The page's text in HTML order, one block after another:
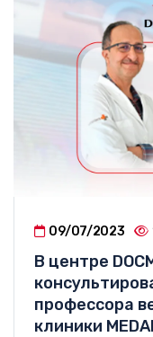
09/07/2023
В центре
профессора
клиники